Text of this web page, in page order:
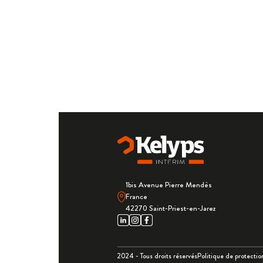
1bis Avenue Pierre Mendès
France
42270 Saint-Priest-en-Jarez
2024 - Tous droits réservésPolitique de